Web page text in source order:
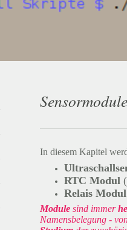
In diesem Kapitel
RTC Modul (
Relais Modul
Modulesind immer
Namensbelegung -